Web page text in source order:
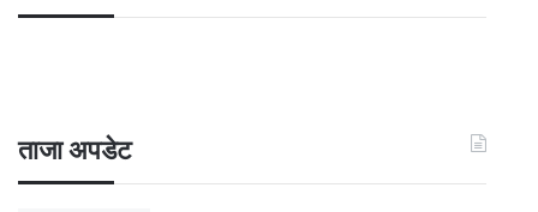
ताजा अपडेट